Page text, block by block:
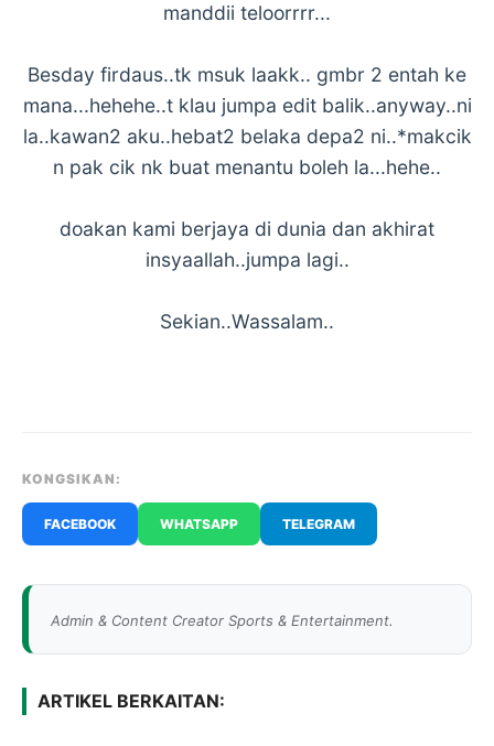
manddii teloorrrr...
Besday firdaus..tk msuk laakk.. gmbr 2 entah ke
mana...hehehe..t klau jumpa edit balik..anyway..ni
la..kawan2 aku..hebat2 belaka depa2 ni..*makcik
n pak cik nk buat menantu boleh la...hehe..
doakan kami berjaya di dunia dan akhirat
insyaallah..jumpa lagi..
Sekian..Wassalam..
KONGSIKAN:
FACEBOOK WHATSAPP TELEGRAM
Admin & Content Creator Sports & Entertainment.
ARTIKEL BERKAITAN: